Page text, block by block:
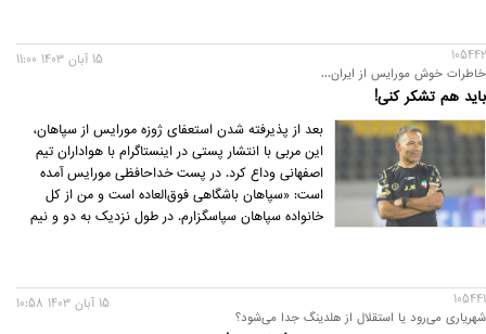
105442
خاطرات خوش مورایس از ایران...
باید هم تشکر کنی!
15 آبان 1403 11:00
بعد از پذیرفته شدن استعفای ژوزه مورایس از سپاهان،
این مربی با انتشار پستی در اینستاگرام با هواداران تیم
اصفهانی وداع کرد. در پست خداحافظی مورایس آمده
است: «سپاهان باشگاهی فوق‌العاده است و من از کل
خانواده سپاهان سپاسگزارم. در طول نزدیک به دو و نیم
105441
شهریاری می‌رود یا استقلال از هلدینگ جدا می‌شود؟
15 آبان 1403 10:58